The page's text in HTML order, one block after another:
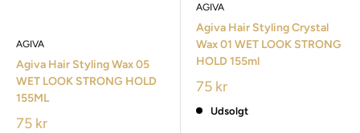
AGIVA
Agiva Hair Styling Wax 05
WET LOOK STRONG HOLD
155ML
75 kr
AGIVA
Agiva Hair Styling Crystal
Wax 01 WET LOOK STRONG
HOLD 155ml
75 kr
Udsolgt